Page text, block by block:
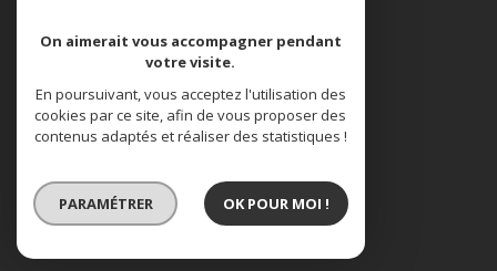
Se
CONNECTER
On aimerait vous accompagner pendant
votre visite.
En poursuivant, vous acceptez l'utilisation des
cookies par ce site, afin de vous proposer des
contenus adaptés et réaliser des statistiques !
PARAMÉTRER OK POUR MOI !